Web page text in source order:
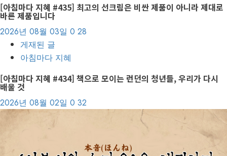
[아침마다 지혜 #435] 최고의 선크림은 비싼 제품이 아니라 제대로
바른 제품입니다
2026년 08월 03일 0 28
게재된 글
아침마다 지혜
[아침마다 지혜 #434] 책으로 모이는 런던의 청년들, 우리가 다시
배울 것
2026년 08월 02일 0 32